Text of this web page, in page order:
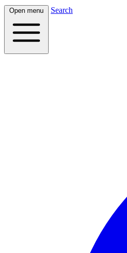
Open menu Search